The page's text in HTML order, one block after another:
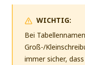
WICHTIG:
Bei
Groß-/
immer sicher,